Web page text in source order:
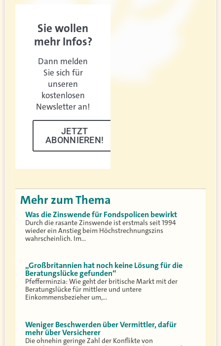
Sie wollen
mehr Infos?
Dann melden
Sie sich für
unseren
kostenlosen
Newsletter an!
JETZT
ABONNIEREN!
Mehr zum Thema
Was die Zinswende für Fondspolicen bewirkt
Durch die rasante Zinswende ist erstmals seit 1994
wieder ein Anstieg beim Höchstrechnungszins
wahrscheinlich. Im…
„Großbritannien hat noch keine Lösung für die
Beratungslücke gefunden“
Pfefferminzia: Wie geht der britische Markt mit der
Beratungslücke für mittlere und untere
Einkommensbezieher um,…
Weniger Beschwerden über Vermittler, dafür
mehr über Versicherer
Die ohnehin geringe Zahl der Konflikte von